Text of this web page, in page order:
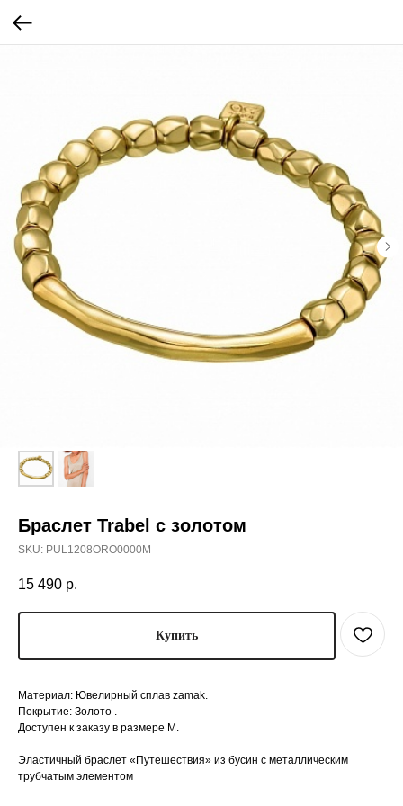
Браслет Trabel с золотом
SKU: PUL1208ORO0000M
15 490 р.
Купить
Материал: Ювелирный сплав zamak.
Покрытие: Золото .
Доступен к заказу в размере М.
Эластичный браслет «Путешествия» из бусин с металлическим
трубчатым элементом